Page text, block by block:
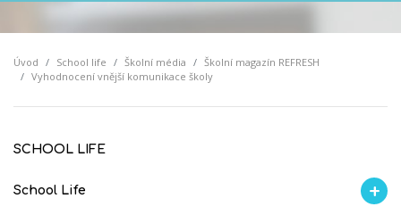
Úvod School life Školní média
Školní magazín REFRESH
Vyhodnocení vnější komunikace školy
SCHOOL LIFE
School Life